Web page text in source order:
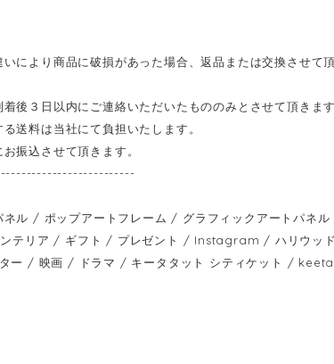
より商品に破損があった場合、返品または交換させて
３日以内にご連絡いただいたもののみとさせて頂きます
送料は当社にて負担いたします。
振込させて頂きます。
ネル / ポップアートフレーム / グラフィックアートパネ
テリア / ギフト / プレゼント / Instagram / ハリウッ
ター / 映画 / ドラマ / キータタット シティケット /